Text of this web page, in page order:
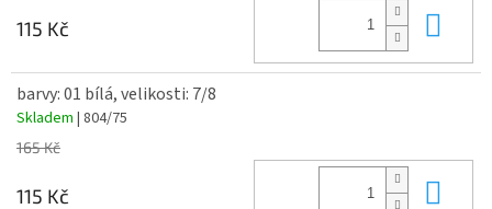
115 Kč
barvy: 01 bílá, velikosti: 7/8
Skladem | 804/75
165 Kč
115 Kč